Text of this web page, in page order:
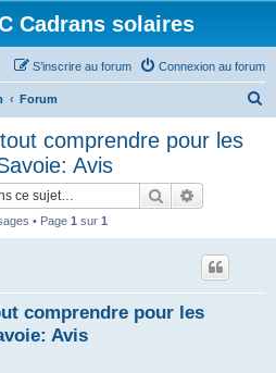
Cadrans solaires
Connexion au forum
S’inscrire au forum
Forum
comprendre pour les
Avis
Rechercher
• Page 1 sur 1
comprendre pour les
Avis